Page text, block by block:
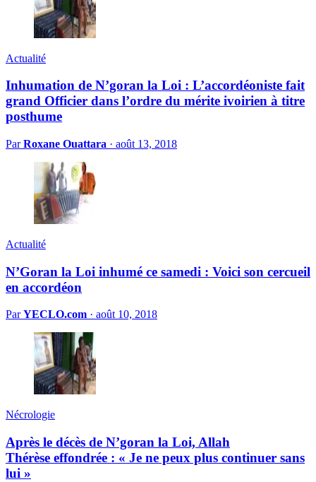
Actualité
Inhumation de N’goran la Loi : L’accordéoniste fait
grand Officier dans l’ordre du mérite ivoirien à titre
posthume
ParRoxane Ouattara · août 13, 2018
Actualité
N’Goran la Loi inhumé ce samedi : Voici son cercueil
en accordéon
ParYECLO.com · août 10, 2018
Nécrologie
Après le décès de N’goran la Loi, Allah
Thérèse effondrée : « Je ne peux plus continuer sans
lui »